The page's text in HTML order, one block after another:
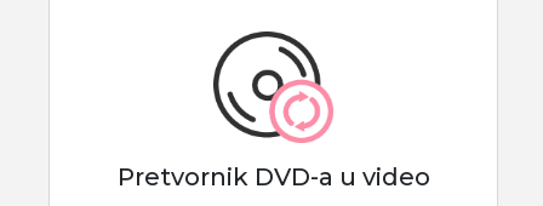
Pretvornik DVD-a u video